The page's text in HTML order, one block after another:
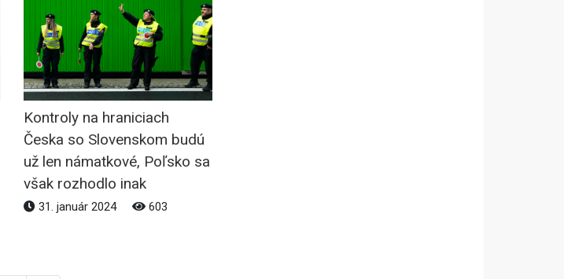
Kontroly na hraniciach
Česka so Slovenskom budú
už len námatkové, Poľsko sa
však rozhodlo inak
31. január 2024 603